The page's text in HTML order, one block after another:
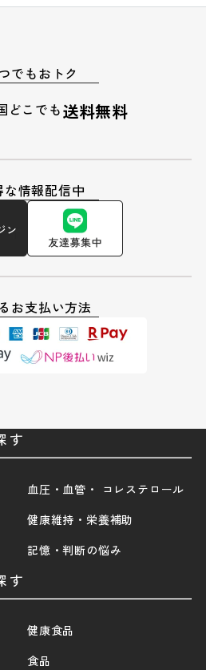
でもおトク
どこでも送料無料
な情報配信中
お支払い方法
す
血圧・血管・ コレステロール
健康維持・栄養補助
記憶・判断の悩み
す
健康食品
食品